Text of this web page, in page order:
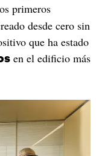
primeros
desde cero sin
que ha estado
en el edificio más